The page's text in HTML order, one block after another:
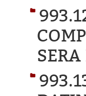
SERA